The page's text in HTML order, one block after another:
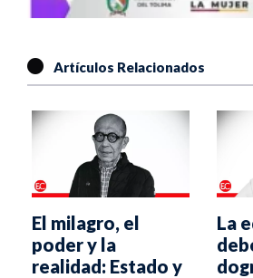
Artículos Relacionados
El milagro, el
poder y la
realidad: Estado y
La